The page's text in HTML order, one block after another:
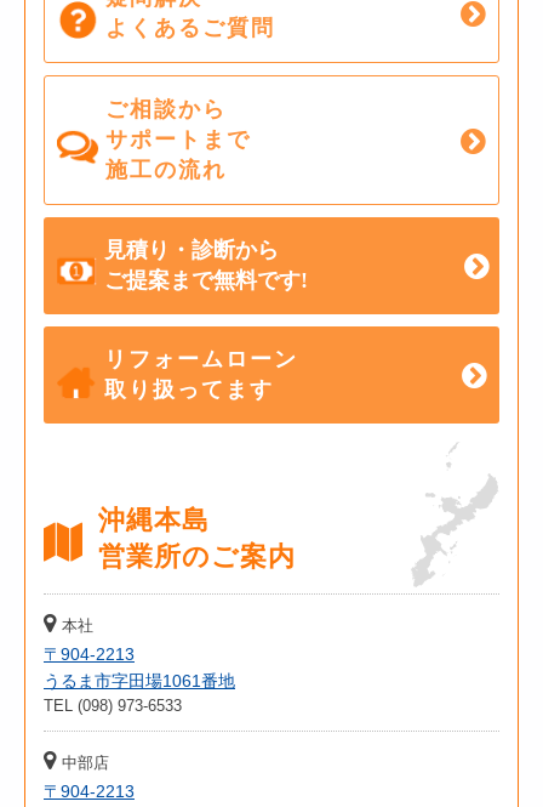
よくあるご質問
ご相談から
サポートまで
施工の流れ
見積り・診断から
ご提案まで無料です!
リフォームローン
取り扱ってます
沖縄本島
営業所のご案内
本社
〒904-2213
うるま市字田場1061番地
TEL (098) 973-6533
中部店
〒904-2213